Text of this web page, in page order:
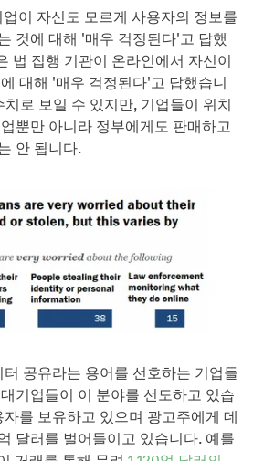
이 자신도 모르게 사용자의 정보를
것에 대해 '매우 걱정된다'고 답했
법 집행 기관이 온라인에서 자신이
대해 '매우 걱정된다'고 답했습니
로 보일 수 있지만, 기업들이 위치
뿐만 아니라 정부에게도 판매하고
안 됩니다.
공유라는 용어를 선호하는 기업들
기업들이 이 분야를 선도하고 있습
를 보유하고 있으며 광고주에게 데
달러를 벌어들이고 있습니다. 예를